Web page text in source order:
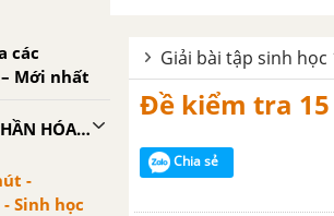
các
Mới nhất
CHƯƠNG I. THÀNH PHẦN HÓA HỌC CỦA TẾ BÀO
-
Sinh học
Giải bài tập sinh
Đề kiểm tra 15
Chia sẻ